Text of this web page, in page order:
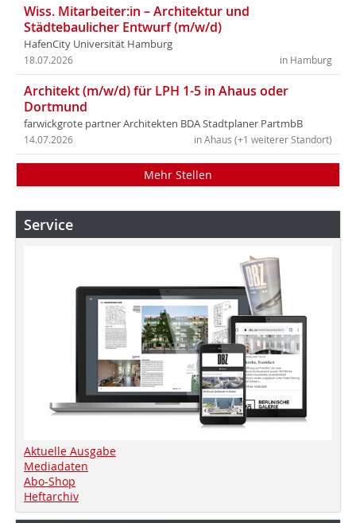
Wiss. Mitarbeiter:in – Architektur und
Städtebaulicher Entwurf (m/w/d)
HafenCity Universität Hamburg
in Hamburg
18.07.2026
Architekt (m/w/d) für LPH 1-5 in Ahaus oder
Dortmund
farwickgrote partner Architekten BDA Stadtplaner PartmbB
in Ahaus (+1 weiterer Standort)
14.07.2026
Mehr Stellen
Service
Aktuelle Ausgabe
Mediadaten
Abo-Shop
Heftarchiv